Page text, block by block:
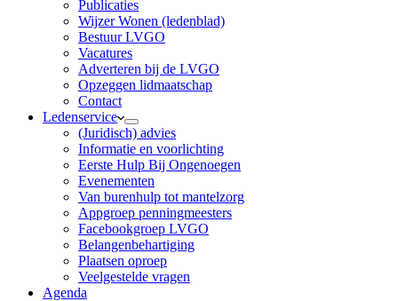
Publicaties
Wijzer Wonen (ledenblad)
Bestuur LVGO
Vacatures
Adverteren bij de LVGO
Opzeggen lidmaatschap
Contact
Ledenservice
(Juridisch) advies
Informatie en voorlichting
Eerste Hulp Bij Ongenoegen
Evenementen
Van burenhulp tot mantelzorg
Appgroep penningmeesters
Facebookgroep LVGO
Belangenbehartiging
Plaatsen oproep
Veelgestelde vragen
Agenda